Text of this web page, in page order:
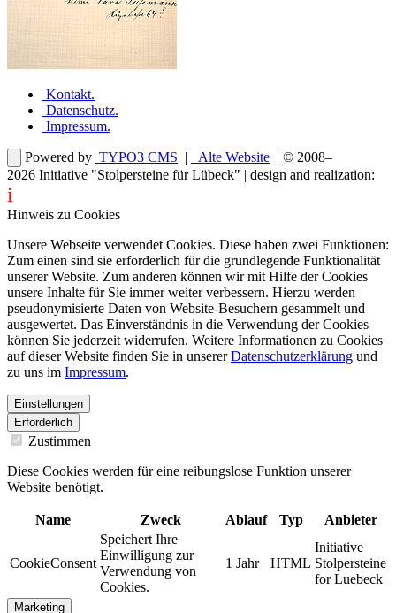
Kontakt.
Datenschutz.
Impressum.
Powered by TYPO3 CMS | Alte Website | © 2008–
2026 Initiative "Stolpersteine für Lübeck" | design and realization:
i
Hinweis zu Cookies
Unsere Webseite verwendet Cookies. Diese haben zwei Funktionen:
Zum einen sind sie erforderlich für die grundlegende Funktionalität
unserer Website. Zum anderen können wir mit Hilfe der Cookies
unsere Inhalte für Sie immer weiter verbessern. Hierzu werden
pseudonymisierte Daten von Website-Besuchern gesammelt und
ausgewertet. Das Einverständnis in die Verwendung der Cookies
können Sie jederzeit widerrufen. Weitere Informationen zu Cookies
auf dieser Website finden Sie in unsererDatenschutzerklärung und
zu uns im Impressum.
Einstellungen
Erforderlich
Zustimmen
Diese Cookies werden für eine reibungslose Funktion unserer
Website benötigt.
Name Zweck Ablauf Typ Anbieter
CookieConsent
Speichert Ihre
Einwilligung zur
Verwendung von
Cookies.
1 Jahr HTML
Initiative
Stolpersteine
for Luebeck
Marketing